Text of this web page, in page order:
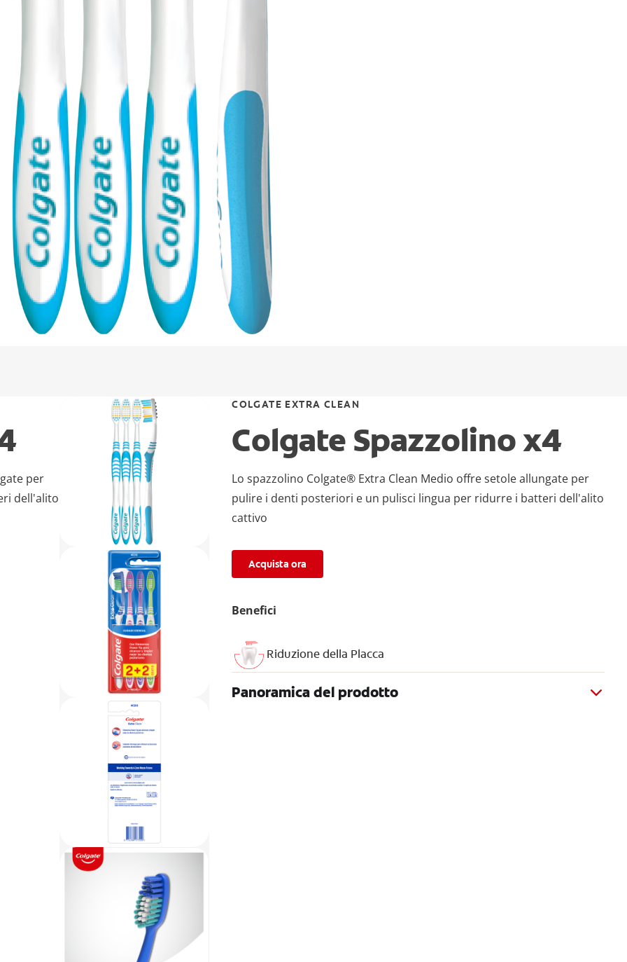
per
dell'alito
COLGATE EXTRA CLEAN
Colgate Spazzolino x4
Lo spazzolino Colgate® Extra Clean Medio offre setole allungate per
pulire i denti posteriori e un pulisci lingua per ridurre i batteri dell'alito
cattivo
Acquista ora
Benefici
Riduzione della Placca
Panoramica del prodotto